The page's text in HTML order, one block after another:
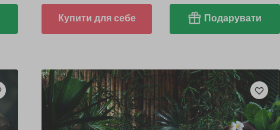
Купити для себе Подарувати